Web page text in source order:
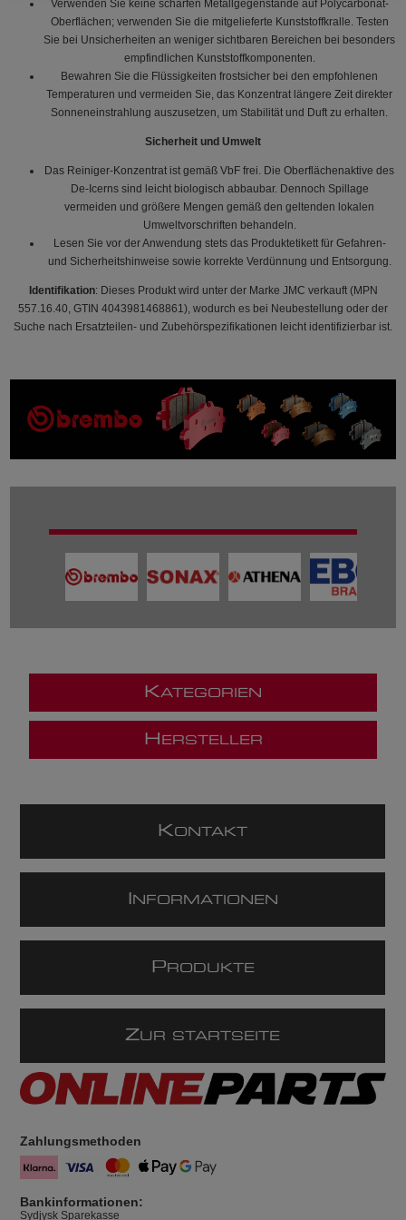
Verwenden Sie keine scharfen Metallgegenstände auf Polycarbonat-
Oberflächen; verwenden Sie die mitgelieferte Kunststoffkralle. Testen
Sie bei Unsicherheiten an weniger sichtbaren Bereichen bei besonders
empfindlichen Kunststoffkomponenten.
Bewahren Sie die Flüssigkeiten frostsicher bei den empfohlenen
Temperaturen und vermeiden Sie, das Konzentrat längere Zeit direkter
Sonneneinstrahlung auszusetzen, um Stabilität und Duft zu erhalten.
Sicherheit und Umwelt
Das Reiniger-Konzentrat ist gemäß VbF frei. Die Oberflächenaktive des
De-Icerns sind leicht biologisch abbaubar. Dennoch Spillage
vermeiden und größere Mengen gemäß den geltenden lokalen
Umweltvorschriften behandeln.
Lesen Sie vor der Anwendung stets das Produktetikett für Gefahren-
und Sicherheitshinweise sowie korrekte Verdünnung und Entsorgung.
Identifikation: Dieses Produkt wird unter der Marke JMC verkauft (MPN
557.16.40, GTIN 4043981468861), wodurch es bei Neubestellung oder der
Suche nach Ersatzteilen- und Zubehörspezifikationen leicht identifizierbar ist.
KATEGORIEN
H ERSTELLER
KONTAKT
NFORMATIONEN
P RODUKTE
ZUR STARTSEITE
Zahlungsmethoden
Bankinformationen:
Sydjysk Sparekasse